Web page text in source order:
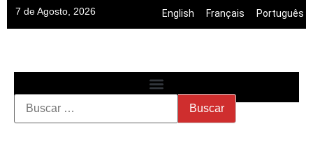
7 de Agosto, 2026 English Français Português